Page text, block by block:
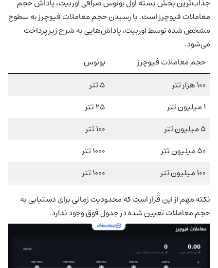
جذاب‌ترین بخش بسته اول بونوس صرافی اوربیت، پاداش حجم
معاملات فیوچرز است. با رسیدن حجم معاملات فیوچرز به سطوح
مشخص شده توسط اوربیت، پاداش‌هایی به شرح زیر پرداخت
می‌شود.
حجم معاملات فیوچرز
بونوس
100 هزار تتر
5 تتر
1 میلیون تتر
25 تتر
5 میلیون تتر
100 تتر
50 میلیون تتر
1000 تتر
100 میلیون تتر
1000 تتر
نکته مهم از این قرار است که محدودیت زمانی برای دستیابی به
حجم معاملات تعیین شده در جدول فوق وجود ندارد.